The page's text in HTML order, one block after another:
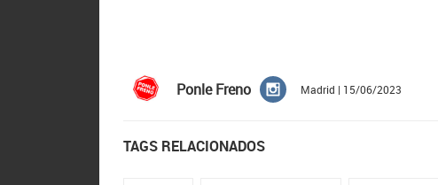
Ponle Freno Madrid | 15/06/2023
TAGS RELACIONADOS